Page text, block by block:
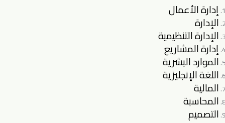
إدارة الأعمال
الإدارة
الإدارة التنظيمية
إدارة المشاريع
الموارد البشرية
اللغة الإنجليزية
المالية
المحاسبة
التصميم